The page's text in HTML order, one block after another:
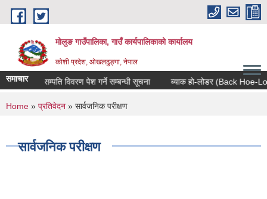
Skip to main content
मोलुङ गाउँपालिका, गाउँ कार्यपालिकाको कार्यालय
कोशी प्रदेश, ओखलढुङ्गा, नेपाल
समाचार
को सम्पति विवरण पेश गर्ने सम्बन्धी सूचना ब्याक हो-लोडर (Back Hoe-
You are here
Home » प्रतिवेदन » सार्वजनिक परीक्षण
सार्वजनिक परीक्षण